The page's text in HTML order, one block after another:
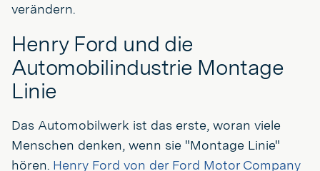
verändern.
Henry Ford und die
Automobilindustrie Montage
Linie
Das Automobilwerk ist das erste, woran viele
Menschen denken, wenn sie "Montage Linie"
hören. Henry Ford von der Ford Motor Company